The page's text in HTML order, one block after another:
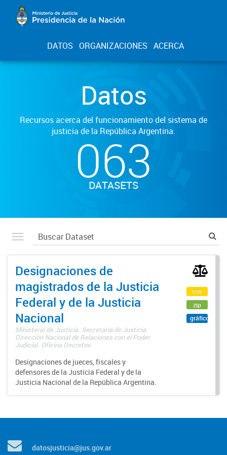
DATOS ORGANIZACIONES ACERCA
Datos
Recursos acerca del funcionamiento del sistema de
justicia de la República Argentina.
063
DATASETS
Designaciones de
magistrados de la Justicia
Federal y de la Justicia
Nacional
Ministerio de Justicia. Secretaría de Justicia.
Dirección Nacional de Relaciones con el Poder
Judicial. Oficina Decretos
Designaciones de jueces, fiscales y
defensores de la Justicia Federal y de la
Justicia Nacional de la República Argentina.
csv
zip
gráfico
datosjusticia@jus.gov.ar